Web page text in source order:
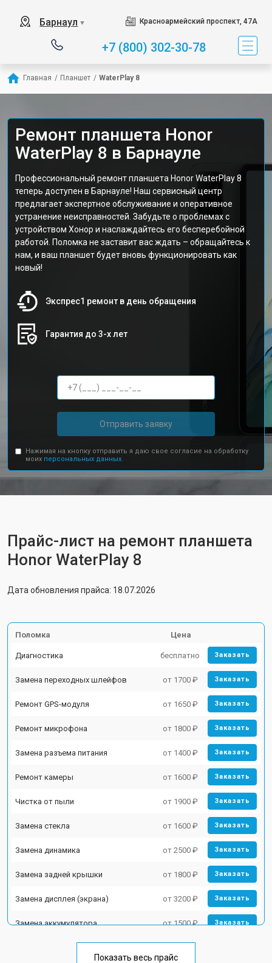
Барнаул ▼ Красноармейский проспект, 47А
+7 (800) 302-30-78
Главная / Планшет / WaterPlay 8
Ремонт планшета Honor
WaterPlay 8 в Барнауле
Профессиональный ремонт планшета Honor WaterPlay 8
теперь доступен в Барнауле! Наш сервисный центр
предлагает экспертное обслуживание и оперативное
устранение неисправностей. Забудьте о проблемах с
устройством Хонор и наслаждайтесь его бесперебойной
работой. Поломка не заставит вас ждать – обращайтесь к
нам, и ваш планшет будет вновь функционировать как
новый!
Экспрес1 ремонт в день обращения
Гарантия до 3-х лет
Отправить заявку
Нажимая на кнопку отправить я даю свое согласие на обработку
моих персональных данных.
Прайс-лист на ремонт планшета
Honor WaterPlay 8
Дата обновления прайса: 18.07.2026
Поломка Цена
Диагностика бесплатно Заказать
Замена переходных шлейфов от 1700 ₽ Заказать
Ремонт GPS-модуля от 1650 ₽ Заказать
Ремонт микрофона от 1800 ₽ Заказать
Замена разъема питания от 1400 ₽ Заказать
Ремонт камеры от 1600 ₽ Заказать
Чистка от пыли от 1900 ₽ Заказать
Замена стекла от 1600 ₽ Заказать
Замена динамика от 2500 ₽ Заказать
Замена задней крышки от 1800 ₽ Заказать
Замена дисплея (экрана) от 3200 ₽ Заказать
Замена аккумулятора от 1500 ₽ Заказать
Показать весь прайс